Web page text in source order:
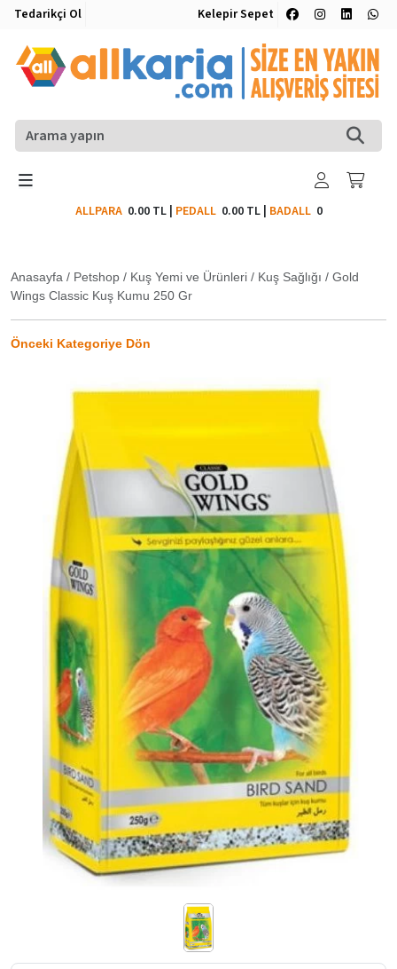
Tedarikçi Ol Kelepir Sepet
ALLPARA 0.00 TL| PEDALL 0.00 TL| BADALL0
Anasayfa / Petshop / Kuş Yemi ve Ürünleri / Kuş Sağlığı / Gold
Wings Classic Kuş Kumu 250 Gr
Önceki Kategoriye Dön